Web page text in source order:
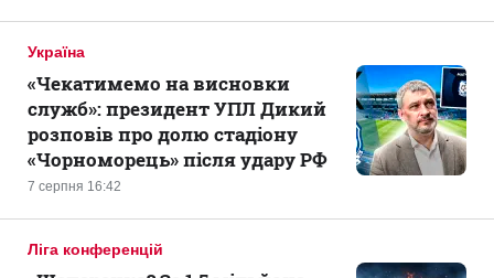
Україна
7 серпня 16:42
«Чекатимемо на висновки
служб»: президент УПЛ Дикий
розповів про долю стадіону
«Чорноморець» після удару РФ
Ліга конференцій